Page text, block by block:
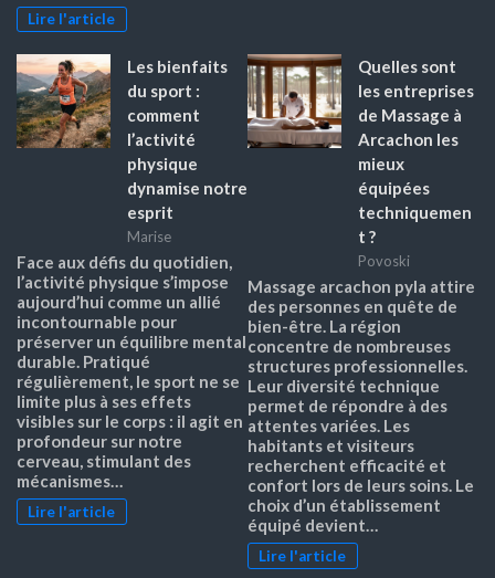
Lire l'article
Les bienfaits
du sport :
comment
l’activité
physique
dynamise notre
esprit
Marise
Face aux défis du quotidien,
l’activité physique s’impose
aujourd’hui comme un allié
incontournable pour
préserver un équilibre mental
durable. Pratiqué
régulièrement, le sport ne se
limite plus à ses effets
visibles sur le corps : il agit en
profondeur sur notre
cerveau, stimulant des
mécanismes…
Lire l'article
Quelles sont
les entreprises
de Massage à
Arcachon les
mieux
équipées
techniquemen
t ?
Povoski
Massage arcachon pyla attire
des personnes en quête de
bien-être. La région
concentre de nombreuses
structures professionnelles.
Leur diversité technique
permet de répondre à des
attentes variées. Les
habitants et visiteurs
recherchent efficacité et
confort lors de leurs soins. Le
choix d’un établissement
équipé devient…
Lire l'article